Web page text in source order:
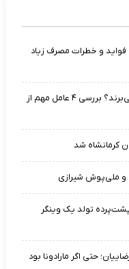
فواید و خطرات مصرف زیاد
چرا برخی زنان از رابطه جنسی کمتر لذت می‌برند؟ بررسی ۴ عامل مهم از
کرمانشاه شد
و ملی‌پوش شیرازی
تولد یک وینگر
حتی اگر مارادونا بود